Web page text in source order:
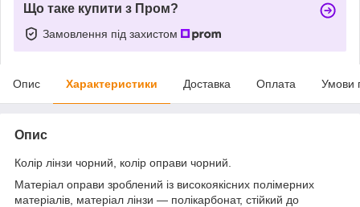
Що таке купити з Пром?
Замовлення під захистом
Опис Характеристики Доставка Оплата Умови
Опис
Колір лінзи чорний, колір оправи чорний.
Матеріал оправи зроблений із високоякісних полімерних
матеріалів, матеріал лінзи — полікарбонат, стійкий до